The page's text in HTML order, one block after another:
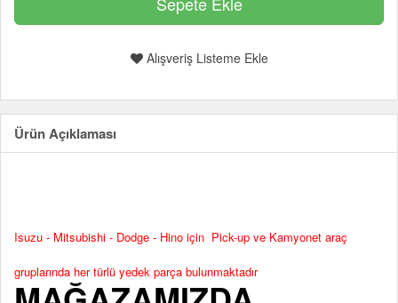
Alışveriş Listeme Ekle
Ürün Açıklaması
Isuzu - Mitsubishi - Dodge - Hino için Pick-up ve Kamyonet araç
gruplarında her türlü yedek parça bulunmaktadır